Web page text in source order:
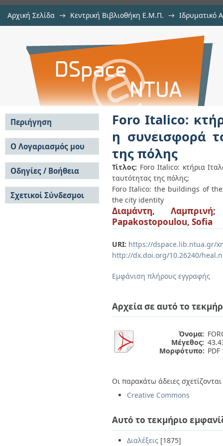
Αρχική Σελίδα → Κεντρική Βιβλιοθήκη Ε.Μ.Π. → Ιδρυματικό
Foro Italico: κτήρια
στην συγκρότηση της
Foro Italico:
η συνεισφορά
της πόλης
Τίτλος: Foro Italico: κτήρια
ταυτότητας της πόλης;
Fοro Italico: the buildings of
the city identity
Διαμάντη, Λαμπρινή
Papakostopoulou, Sofia
URI: https://dspace.lib.ntua.gr/
http://dx.doi.org/10.26240/
Εμφάνιση πλήρους εγγραφής
Αρχεία σε αυτό το
Όνομα:
Μέγεθος:
Μορφότυπο: PDF
Οι παρακάτω άδειες
Creative Commons
Αυτό το τεκμήριο
Διαλέξεις [1875]
Περιήγηση
Σε όλο το DSpace
Κοινότητες & Συλλογές
Ανά Ημερομηνία
Έκδοσης
Συγγραφείς
Τίτλοι
Θέματα
Ο Λογαριασμός μου
Σύνδεση
Εγγραφή
Οδηγίες / Βοήθεια
Οδηγίες Υποβολής
Οδηγίες Χρήσης ΙΑ
Συχνές Ερωτήσεις
Σχετικοί Σύνδεσμοι